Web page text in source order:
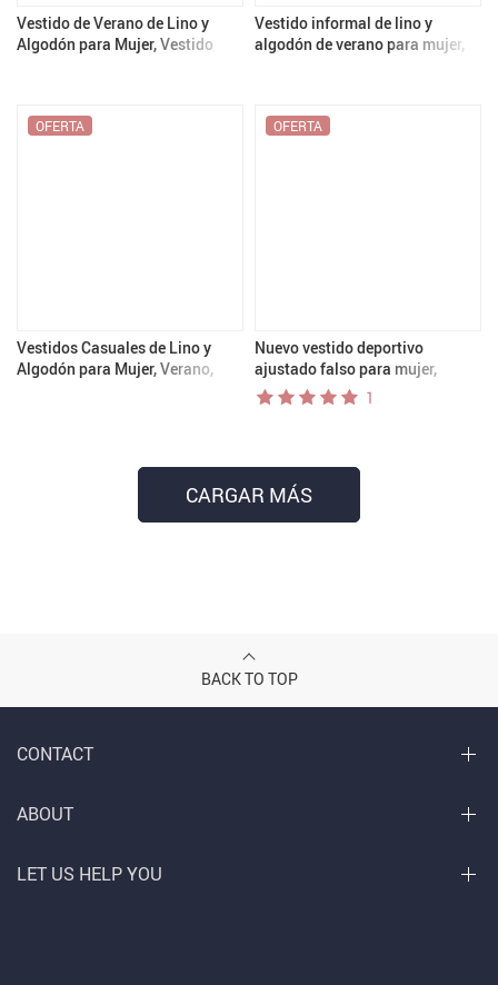
Vestido de Verano de Lino y
Algodón para Mujer, Vestido
Vestido informal de lino y
algodón de verano para mujer,
женское
Vestidos Casuales de Lino y
Algodón para Mujer, Verano,
OFERTA
Nuevo vestido deportivo
ajustado falso para mujer,
vestido sexy de tenis con
tirantes divididos, mono de
Ballet y danza
OFERTA
1
CARGAR MÁS
BACK TO TOP
CONTACT
ABOUT
LET US HELP YOU